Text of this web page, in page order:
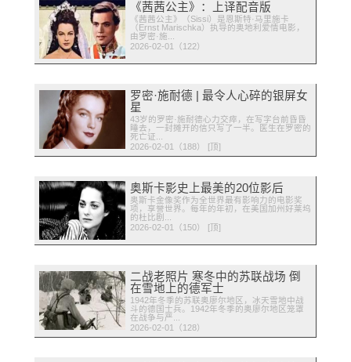
《茜茜公主》：上译配音版
《茜茜公主》（Sissi）是恩斯特·马里施卡
（Ernst Marischka）执导的奥地利爱情电影，
由罗密·施...
2026-02-01（122）
罗密·施耐德 | 最令人心碎的银屏女
星
43岁的罗密·施耐德心力交瘁，在写字台前昏昏
睡去，一封摊开的信只写了一半。医生在罗密的
死亡证...
2026-02-01（188） [顶]
奥斯卡影史上最美的20位影后
奥斯卡金像奖作为全世界最有影响力的电影奖
项，享誉世界。每年的年初，在美国加州好莱坞
的杜比剧...
2026-02-01（150） [顶]
二战老照片 寒冬中的苏联战场 倒
在雪地上的德军士
1942年冬季的苏联奥廖尔地区，冰天雪地中战
斗的德国士兵。1942年冬季的奥廖尔地区笼罩
在战争与严...
2026-02-01（128）